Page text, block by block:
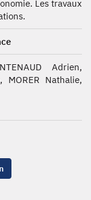
Les travaux
Adrien,
MORER Nathalie,